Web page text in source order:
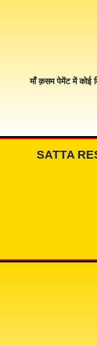
माँ क़सम पेमेंट में कोई
SATTA